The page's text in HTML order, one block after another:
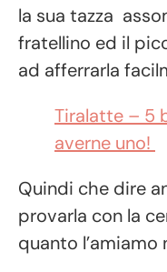
la sua tazza
fratellino ed il
ad afferrarla
Tiralatte – 5
averne uno!
Quindi che dire
provarla con la
quanto l’amiamo